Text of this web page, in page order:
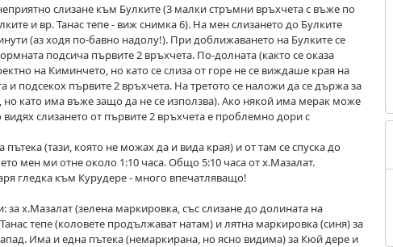
слизане към Булките (3 малки стръмни връхчета с въже по
и вр. Танас тепе - виж снимка 6). На мен слизането до Булките
(аз ходя по-бавно надолу!). При доближаването на Булките се
подсича първите 2 връхчета. По-долната (както се оказа
на Киминчето, но като се слиза от горе не се виждаше края на
и подсекох първите 2 връхчета. На третото се наложи да се държа за
но като има въже защо да не се използва). Ако някой има мерак може
слизането от първите 2 връхчета е проблемно дори с
(тази, която не можах да и вида края) и от там се спуска до
мен ми отне около 1:10 часа. Общо 5:10 часа от х.Мазалат.
гледка към Курудере - много впечатляващо!
х.Мазалат (зелена маркировка, със слизане до долината на
тепе (коловете продължават натам) и лятна маркировка (синя) за
Има и една пътека (немаркирана, но ясно видима) за Кюй дере и